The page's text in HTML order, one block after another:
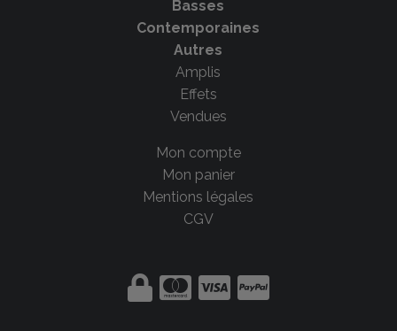
Basses
Contemporaines
Autres
Amplis
Effets
Vendues
Mon compte
Mon panier
Mentions légales
CGV